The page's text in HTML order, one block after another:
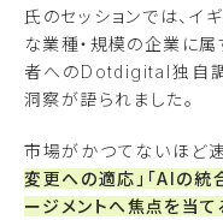
氏のセッションでは、イ
な業種・規模の企業に
者へのDotdigital独自調
洞察が語られました。
市場がかつてないほど速
変更への適応」「AIの統
ージメントへ焦点を当て